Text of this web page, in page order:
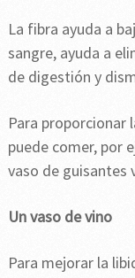
La fibra ayuda a
sangre, ayuda a
de digestión y
Para proporcionar
puede comer, por
vaso de guisantes
Un vaso de vino
Para mejorar la